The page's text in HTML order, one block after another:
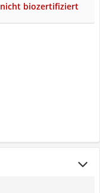
nicht biozertifiziert